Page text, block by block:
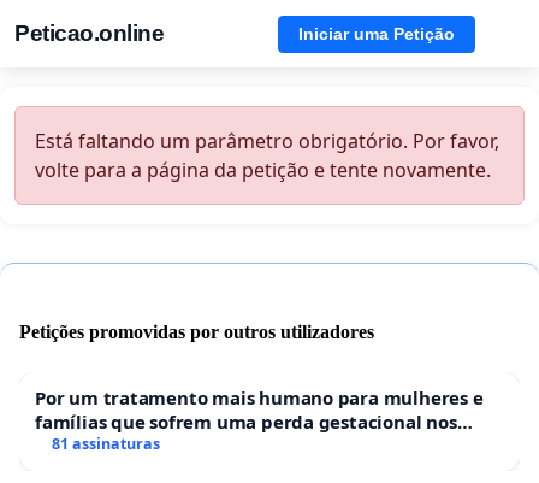
Peticao.online Iniciar uma Petição
Está faltando um parâmetro obrigatório. Por favor,
volte para a página da petição e tente novamente.
Petições promovidas por outros utilizadores
Por um tratamento mais humano para mulheres e
famílias que sofrem uma perda gestacional nos
hospitais portugueses
81 assinaturas